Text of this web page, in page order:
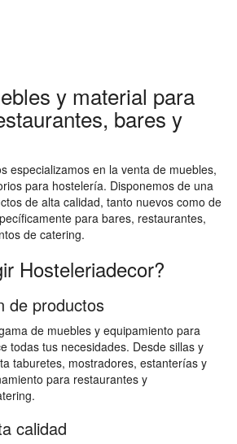
y material para
bares y
especializamos en la venta de muebles,
para hostelería. Disponemos de una
de alta calidad, tanto nuevos como de
para bares, restaurantes,
de catering.
Hosteleriadecor?
de productos
de muebles y equipamiento para
todas tus necesidades. Desde sillas y
taburetes, mostradores, estanterías y
para restaurantes y
calidad